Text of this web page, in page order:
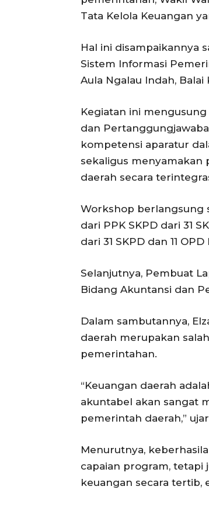
Tata Kelola Keuangan
Hal ini disampaikannya
Sistem Informasi
Aula Ngalau Indah, Balai
Kegiatan ini
dan
kompetensi aparatur
sekaligus menyamakan
daerah secara
Workshop berlangsung
dari PPK SKPD dari 31
dari 31 SKPD dan 11 OPD
Selanjutnya, Pembuat
Bidang Akuntansi dan
Dalam sambutannya,
daerah merupakan
pemerintahan.
“Keuangan daerah
akuntabel akan sangat
pemerintah daerah,”
Menurutnya,
capaian program,
keuangan secara tertib,